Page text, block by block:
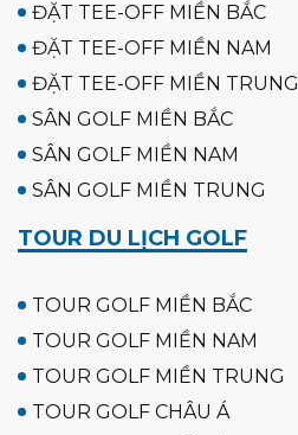
ĐẶT TEE-OFF MIỀN BẮC
ĐẶT TEE-OFF MIỀN NAM
ĐẶT TEE-OFF MIỀN TRUNG
SÂN GOLF MIỀN BẮC
SÂN GOLF MIỀN NAM
SÂN GOLF MIỀN TRUNG
TOUR DU LỊCH GOLF
TOUR GOLF MIỀN BẮC
TOUR GOLF MIỀN NAM
TOUR GOLF MIỀN TRUNG
TOUR GOLF CHÂU Á